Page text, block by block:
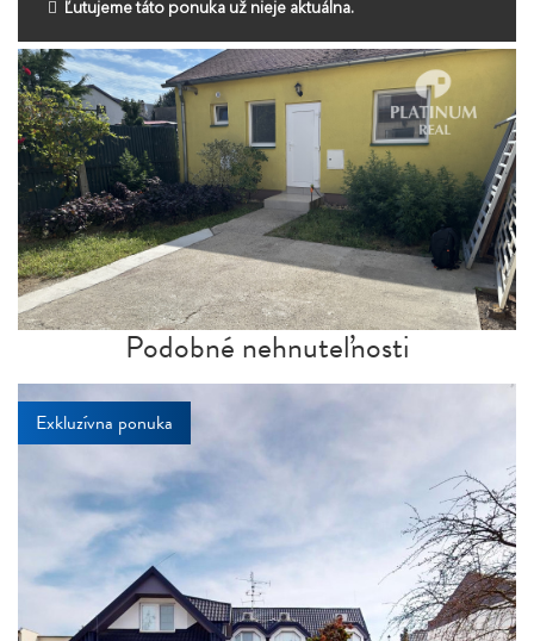
Ľutujeme táto ponuka už nieje aktuálna.
Podobné nehnuteľnosti
Exkluzívna ponuka